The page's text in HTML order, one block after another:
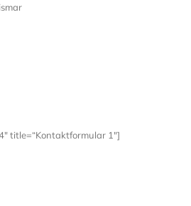
title=“Kontaktformular 1″]